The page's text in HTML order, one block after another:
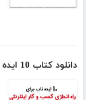
دانلود کتاب 10 ایده ناب برای راه اندازی کسب و کار اینترنتی